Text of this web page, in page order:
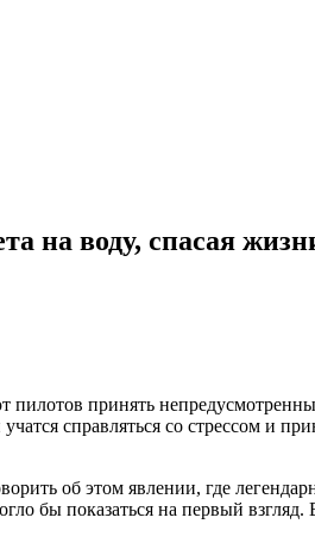
на воду, спасая
принять
справляться со стрессом и
об этом явлении, где
бы показаться на первый